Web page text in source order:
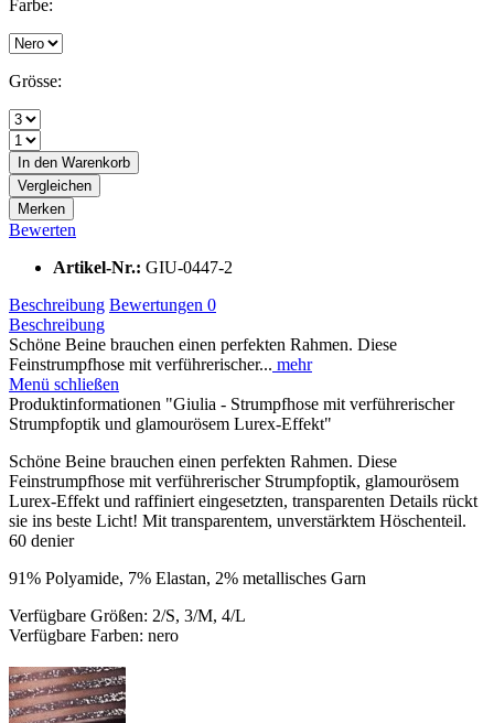
Farbe:
Grösse:
In den Warenkorb
Vergleichen
Merken
Bewerten
Artikel-Nr.: GIU-0447-2
Beschreibung Bewertungen 0
Beschreibung
Schöne Beine brauchen einen perfekten Rahmen. Diese
Feinstrumpfhose mit verführerischer... mehr
Menü schließen
Produktinformationen "Giulia - Strumpfhose mit verführerischer
Strumpfoptik und glamourösem Lurex-Effekt"
Schöne Beine brauchen einen perfekten Rahmen. Diese
Feinstrumpfhose mit verführerischer Strumpfoptik, glamourösem
Lurex-Effekt und raffiniert eingesetzten, transparenten Details rückt
sie ins beste Licht! Mit transparentem, unverstärktem Höschenteil.
60 denier
91% Polyamide, 7% Elastan, 2% metallisches Garn
Verfügbare Größen: 2/S, 3/M, 4/L
Verfügbare Farben: nero